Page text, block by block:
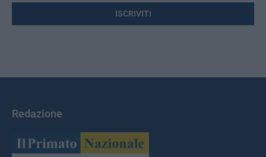
Redazione